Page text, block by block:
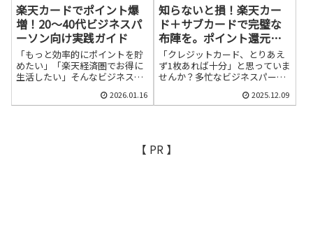
楽天カードでポイント爆
増！20～40代ビジネスパ
ーソン向け実践ガイド
「もっと効率的にポイントを貯
めたい」「楽天経済圏でお得に
生活したい」そんなビジネスパ
カードです。この記事では、数
あるクレジットカードの中でも
を、20～40代のビジネスパーソ
2026.01.16
知らないと損！楽天カー
ド＋サブカードで完璧な
布陣を。ポイント還元と
旅行保険を最大化するク
レジットカード活用法
「クレジットカード、とりあえ
ず1枚あれば十分」と思っていま
せんか？多忙なビジネスパーソ
は必須。多くの人がメインのク
レジットカードを1枚決めて、あ
その運用方法、実は気づかない
うちに損をしている可能性があ
2025.12.09
【 PR 】